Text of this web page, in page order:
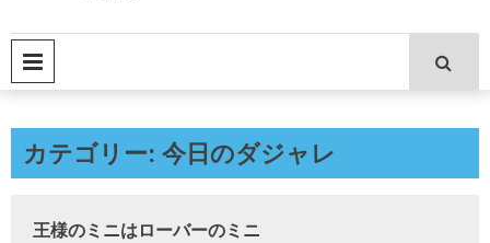
カテゴリー: 今日のダジャレ
王様のミニはローバーのミニ